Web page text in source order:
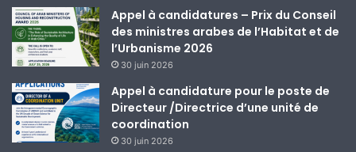
Appel à candidatures – Prix du Conseil
des ministres arabes de l’Habitat et de
l’Urbanisme 2026
30 juin 2026
Appel à candidature pour le poste de
Directeur /Directrice d’une unité de
coordination
30 juin 2026